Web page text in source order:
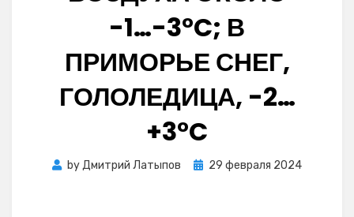
-1…-3°C; В
ПРИМОРЬЕ СНЕГ,
ГОЛОЛЕДИЦА, -2…
+3°C
byДмитрий Латыпов
Posted
29 февраля 2024